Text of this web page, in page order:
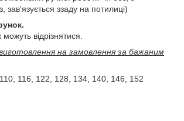
ззаду на потилиці)
можуть відрізнятися.
на замовлення за бажаним
116, 122, 128, 134, 140, 146, 152